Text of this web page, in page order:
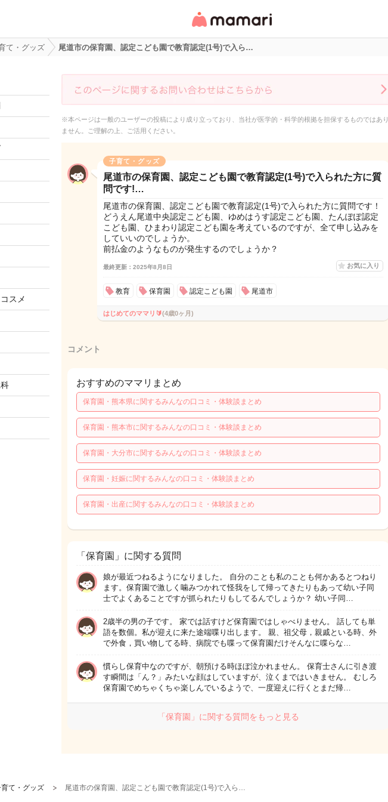
リ・情報サイト
て・グッズ 尾道市の保育園、認定こども園で教育認定(1号)で入ら…
スメ
※本ページは一般のユーザーの投稿により成り立っており、当社が医学的・科学的根拠を担保するものではあり
ません。ご理解の上、ご活用ください。
子育て・グッズ
尾道市の保育園、認定こども園で教育認定(1号)で入られた方に質
問です!…
尾道市の保育園、認定こども園で教育認定(1号)で入られた方に質問です！
どうえん尾道中央認定こども園、ゆめはうす認定こども園、たんぽぽ認定
こども園、ひまわり認定こども園を考えているのですが、全て申し込みを
していいのでしょうか。
前払金のようなものが発生するのでしょうか？
最終更新：2025年8月8日 お気に入り
教育 保育園 認定こども園 尾道市
はじめてのママリ🔰(4歳0ヶ月)
コメント
おすすめのママリまとめ
保育園・熊本県に関するみんなの口コミ・体験談まとめ
保育園・熊本市に関するみんなの口コミ・体験談まとめ
保育園・大分市に関するみんなの口コミ・体験談まとめ
保育園・妊娠に関するみんなの口コミ・体験談まとめ
保育園・出産に関するみんなの口コミ・体験談まとめ
「保育園」に関する質問
娘が最近つねるようになりました。 自分のことも私のことも何かあるとつねり
ます。保育園で激しく噛みつかれて怪我をして帰ってきたりもあって幼い子同
士でよくあることですが抓られたりもしてるんでしょうか？ 幼い子同…
2歳半の男の子です。 家では話すけど保育園ではしゃべりません。 話しても単
語を数個。私が迎えに来た途端喋り出します。 親、祖父母，親戚といる時、外
で外食，買い物してる時、病院でも喋って保育園だけそんなに喋らな…
慣らし保育中なのですが、朝預ける時ほぼ泣かれません。 保育士さんに引き渡
す瞬間は「ん？」みたいな顔はしていますが、泣くまではいきません。 むしろ
保育園でめちゃくちゃ楽しんでいるようで、一度迎えに行くとまだ帰…
「保育園」に関する質問をもっと見る
て・グッズ 尾道市の保育園、認定こども園で教育認定(1号)で入ら…